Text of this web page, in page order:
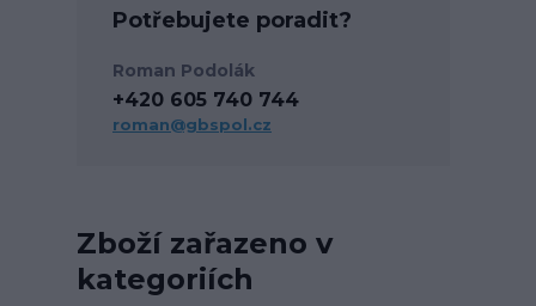
Zboží zařazeno v
kategoriích
Potřebujete poradit?
Roman Podolák
+420 605 740 744
roman@gbspol.cz